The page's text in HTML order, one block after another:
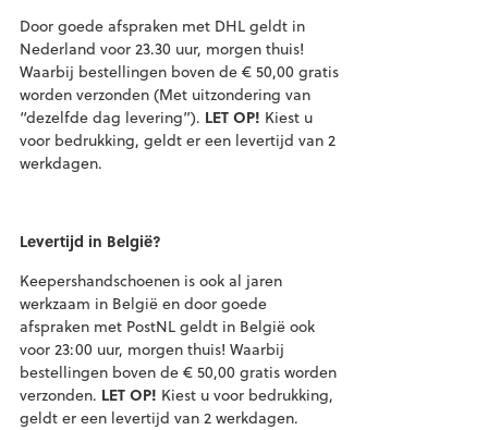
Door goede afspraken met DHL geldt in
Nederland voor 23.30 uur, morgen thuis!
Waarbij bestellingen boven de € 50,00 gratis
worden verzonden (Met uitzondering van
“dezelfde dag levering”). LET OP! Kiest u
voor bedrukking, geldt er een levertijd van 2
werkdagen.
Levertijd in België?
Keepershandschoenen is ook al jaren
werkzaam in België en door goede
afspraken met PostNL geldt in België ook
voor 23:00 uur, morgen thuis! Waarbij
bestellingen boven de € 50,00 gratis worden
verzonden. LET OP! Kiest u voor bedrukking,
geldt er een levertijd van 2 werkdagen.